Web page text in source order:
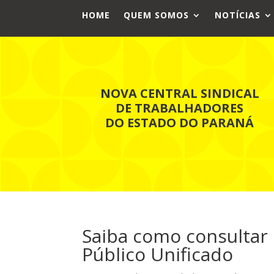
HOME QUEM SOMOS NOTÍCIAS
NOVA CENTRAL SINDICAL
DE TRABALHADORES
DO ESTADO DO PARANÁ
Saiba como
Público Unificado